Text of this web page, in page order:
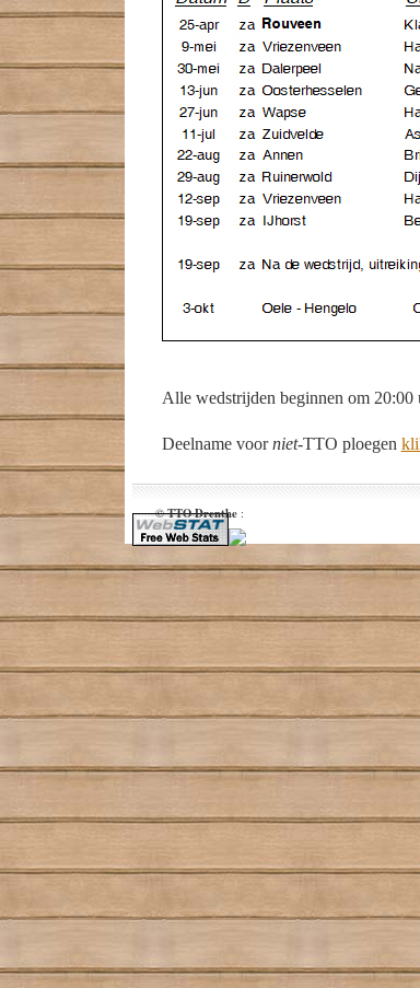
Alle wedstrijden beginnen om
Deelname voorniet-TTO ploegen
©TTO Drenthe :